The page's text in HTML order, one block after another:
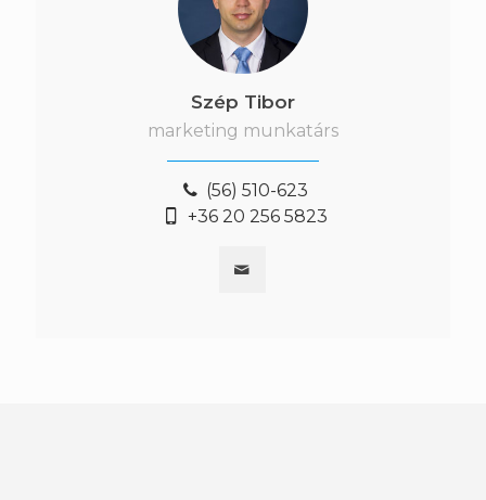
Szép Tibor
marketing munkatárs
(56) 510-623
+36 20 256 5823